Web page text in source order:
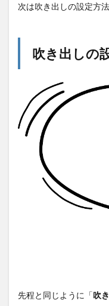
次は吹き出しの設定方
吹き出しの
先程と同じように「吹